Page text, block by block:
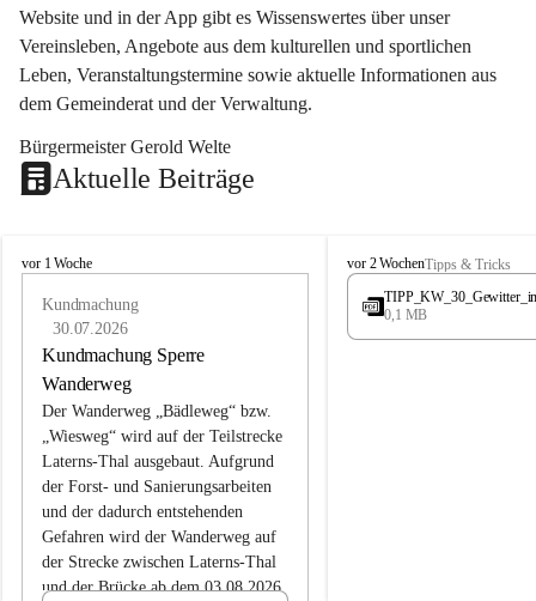
Website und in der App gibt es Wissenswertes über unser
Vereinsleben, Angebote aus dem kulturellen und sportlichen
Leben, Veranstaltungstermine sowie aktuelle Informationen aus
dem Gemeinderat und der Verwaltung.
Bürgermeister Gerold Welte
Aktuelle Beiträge
L
vor 1 Woche
Kundmachung
30.07.2026
Kundmachung Sperre
Wanderweg
Der Wanderweg „Bädleweg“ bzw.
„Wiesweg“ wird auf der Teilstrecke
Laterns-Thal ausgebaut. Aufgrund
der Forst- und Sanierungsarbeiten
und der dadurch entstehenden
Gefahren wird der Wanderweg auf
der Strecke zwischen Laterns-Thal
und der Brücke ab dem 03.08.2026
L
a
e
vor 2 WochenTipps & Tricks
0,1 MB